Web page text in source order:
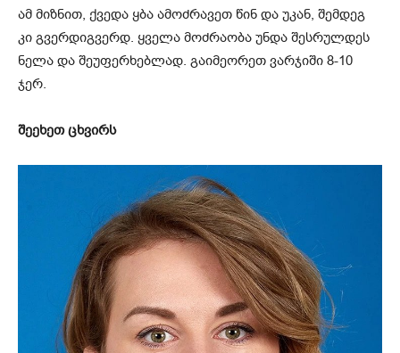
ამ მიზნით, ქვედა ყბა ამოძრავეთ წინ და უკან, შემდეგ
კი გვერდიგვერდ. ყველა მოძრაობა უნდა შესრულდეს
ნელა და შეუფერხებლად. გაიმეორეთ ვარჯიში 8-10
ჯერ.
შეეხეთ ცხვირს